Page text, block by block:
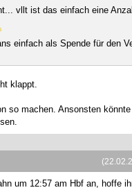
vllt ist das einfach eine
einfach als Spende für den
klappt.
so machen. Ansonsten
um 12:57 am Hbf an, hoffe